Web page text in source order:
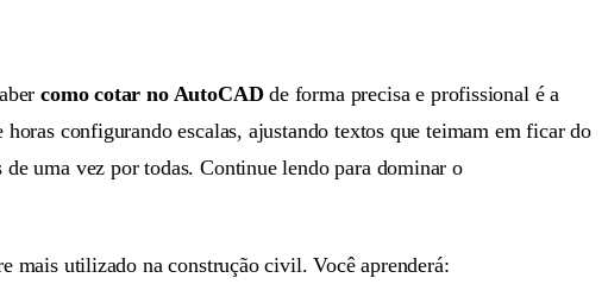
como cotar no AutoCAD de forma precisa e profissional é a
configurando escalas, ajustando textos que teimam em ficar do
uma vez por todas. Continue lendo para dominar o
mais utilizado na construção civil. Você aprenderá: